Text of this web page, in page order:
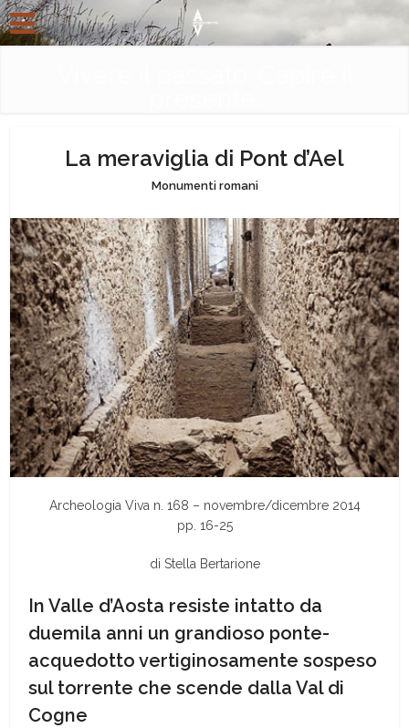
La meraviglia di Pont d’Ael
Monumenti romani
Archeologia Viva n. 168 – novembre/dicembre 2014
pp. 16-25
di Stella Bertarione
In Valle d’Aosta resiste intatto da
duemila anni un grandioso ponte-
acquedotto vertiginosamente sospeso
sul torrente che scende dalla Val di
Cogne